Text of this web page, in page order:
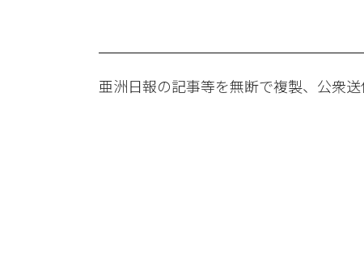
亜洲日報の記事等を無断で複製、公衆